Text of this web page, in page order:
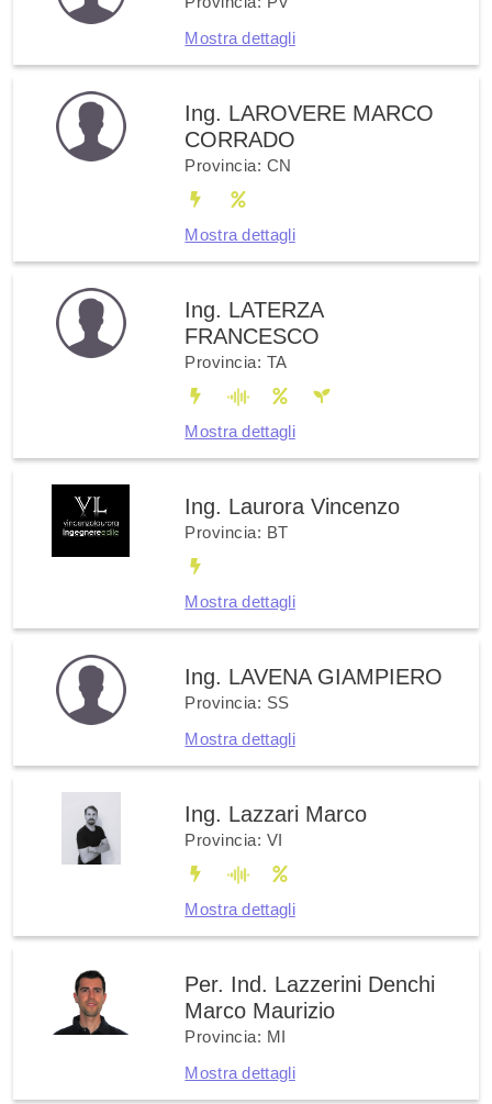
Mostra dettagli
Ing. LAROVERE MARCO
CORRADO
Provincia: CN
Mostra dettagli
Ing. LATERZA
FRANCESCO
Provincia: TA
Mostra dettagli
Ing. Laurora Vincenzo
Provincia: BT
Mostra dettagli
Ing. LAVENA GIAMPIERO
Provincia: SS
Mostra dettagli
Ing. Lazzari Marco
Provincia: VI
Mostra dettagli
Per. Ind. Lazzerini Denchi
Marco Maurizio
Provincia: MI
Mostra dettagli